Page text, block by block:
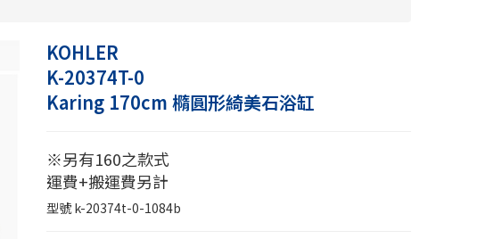
KOHLER
K-20374T-0
Karing 170cm 橢圓形綺美石浴缸
※另有160之款式
運費+搬運費另計
型號k-20374t-0-1084b